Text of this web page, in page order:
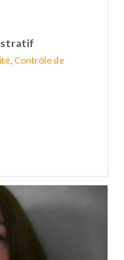
Contrôle de